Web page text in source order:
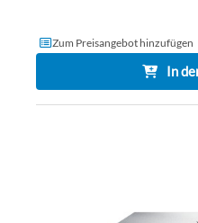
Zum Preisangebot hinzufügen
In